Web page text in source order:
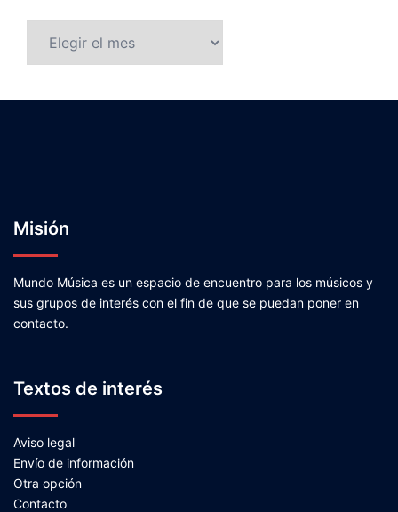
Misión
Mundo Música es un espacio de encuentro para los músicos y
sus grupos de interés con el fin de que se puedan poner en
contacto.
Textos de interés
Aviso legal
Envío de información
Otra opción
Contacto